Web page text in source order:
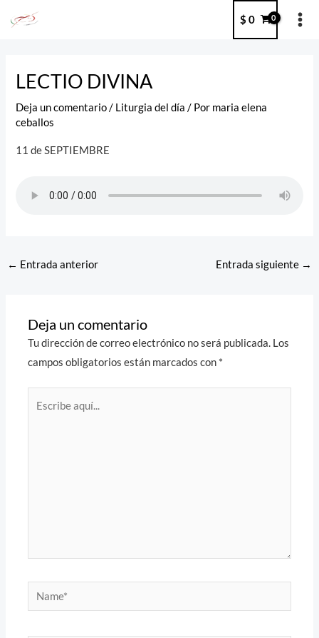
$ 0
LECTIO DIVINA
Deja un comentario / Liturgia del día / Por maria elena
ceballos
11 de SEPTIEMBRE
← Entrada anterior Entrada siguiente →
Deja un comentario
Tu dirección de correo electrónico no será publicada. Los
campos obligatorios están marcados con *
Name*